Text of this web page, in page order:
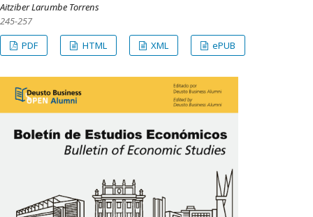
Aitziber Larumbe Torrens
245-257
PDF
HTML XML ePUB